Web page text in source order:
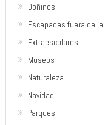
Doñinos
Escapadas fuera de la
Extraescolares
Museos
Naturaleza
Navidad
Parques